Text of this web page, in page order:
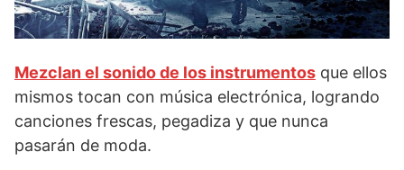
Mezclan el sonido de los instrumentos que ellos
mismos tocan con música electrónica, logrando
canciones frescas, pegadiza y que nunca
pasarán de moda.